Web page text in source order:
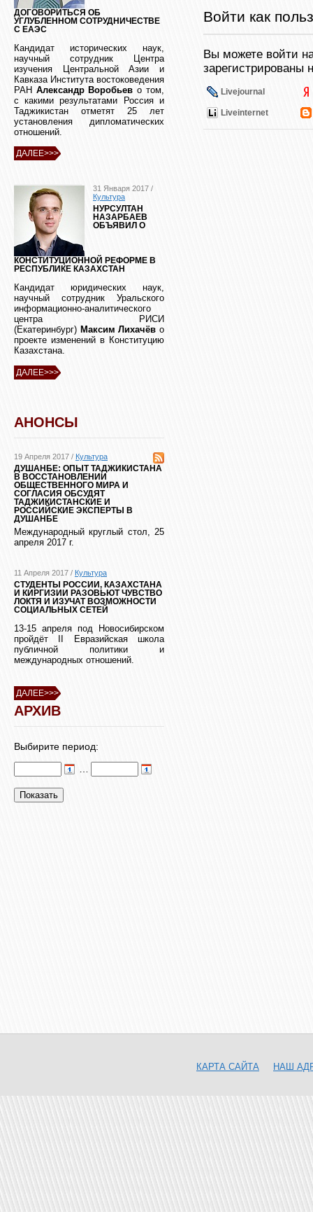
ДОГОВОРИТЬСЯ ОБ
УГЛУБЛЕННОМ СОТРУДНИЧЕСТВЕ
С ЕАЭС
Кандидат исторических наук,
научный сотрудник Центра
изучения Центральной Азии и
Кавказа Института востоковедения
РАН Александр Воробьев о том,
с какими результатами Россия и
Таджикистан отметят 25 лет
установления дипломатических
отношений.
ДАЛЕЕ>>>
31 Января 2017 /
Культура
НУРСУЛТАН
НАЗАРБАЕВ
ОБЪЯВИЛ О
КОНСТИТУЦИОННОЙ РЕФОРМЕ В
РЕСПУБЛИКЕ КАЗАХСТАН
Кандидат юридических наук,
научный сотрудник Уральского
информационно-аналитического
центра РИСИ
(Екатеринбург) Максим Лихачёв о
проекте изменений в Конституцию
Казахстана.
ДАЛЕЕ>>>
АНОНСЫ
19 Апреля 2017 / Культура
ДУШАНБЕ: ОПЫТ ТАДЖИКИСТАНА
В ВОССТАНОВЛЕНИИ
ОБЩЕСТВЕННОГО МИРА И
СОГЛАСИЯ ОБСУДЯТ
ТАДЖИКИСТАНСКИЕ И
РОССИЙСКИЕ ЭКСПЕРТЫ В
ДУШАНБЕ
Международный круглый стол, 25
апреля 2017 г.
11 Апреля 2017 / Культура
СТУДЕНТЫ РОССИИ, КАЗАХСТАНА
И КИРГИЗИИ РАЗОВЬЮТ ЧУВСТВО
ЛОКТЯ И ИЗУЧАТ ВОЗМОЖНОСТИ
СОЦИАЛЬНЫХ СЕТЕЙ
13-15 апреля под Новосибирском
пройдёт II Евразийская школа
публичной политики и
международных отношений.
ДАЛЕЕ>>>
АРХИВ
Выбирите период:
Войти как
Вы можете войти
зарегистрированы
Livejournal
Liveinternet
КАРТА САЙТА НАШ